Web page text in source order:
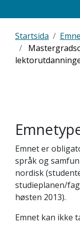
Startsida
Emnet er
språk og
nordisk
studieplanen/
høsten 2013).
Emnet kan ikke